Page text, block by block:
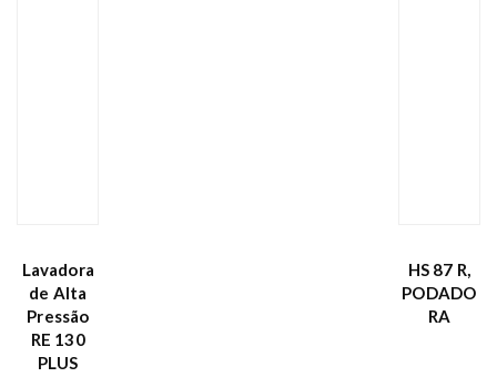
Lavadora
de Alta
Pressão
RE 130
PLUS
HS 87 R,
PODADO
RA